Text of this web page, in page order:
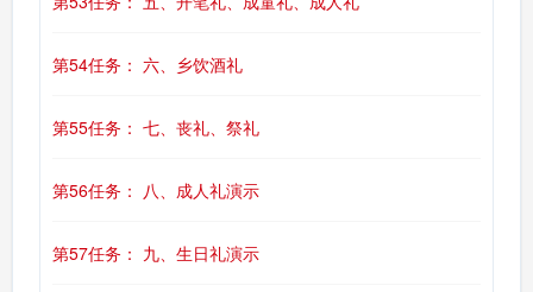
第54任务： 六、乡饮酒礼
第55任务： 七、丧礼、祭礼
第56任务： 八、成人礼演示
第57任务： 九、生日礼演示